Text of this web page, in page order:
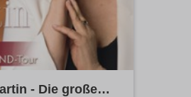
- Die große